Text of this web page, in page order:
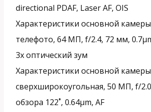
directional PDAF, Laser AF, OIS
Характеристики основной
телефото, 64 МП, f/2.4, 72 мм,
3x оптический зум
Характеристики основной
сверхширокоугольная, 50 МП, f/
обзора 122˚, 0.64µm, AF